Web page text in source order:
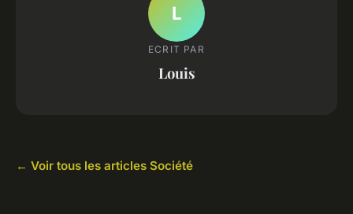
L
ECRIT PAR
Louis
← Voir tous les articles Société